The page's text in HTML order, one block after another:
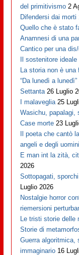
del primitivismo 2
Difendersi dai morti
Quello che è stato
Anamnesi di una
Cantico per una
Il sostenitore ideale
La storia non è
“Da lunedì a
Settanta 26 Luglio
I malaveglia 25
Wasichu, papalagi,
Case morte 23
Il poeta che cantò
angeli e degli
E man int la zità,
2026
Sottopagati,
Luglio 2026
Nostalgie horror
riemersioni
Le tristi storie delle
Storie di
Guerra algoritmica,
immaginario 16